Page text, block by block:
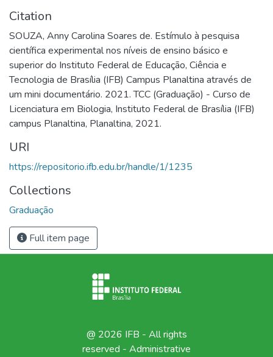
Citation
SOUZA, Anny Carolina Soares de. Estímulo à pesquisa
científica experimental nos níveis de ensino básico e
superior do Instituto Federal de Educação, Ciência e
Tecnologia de Brasília (IFB) Campus Planaltina através de
um mini documentário. 2021. TCC (Graduação) - Curso de
Licenciatura em Biologia, Instituto Federal de Brasília (IFB)
campus Planaltina, Planaltina, 2021.
URI
https://repositorio.ifb.edu.br/handle/1/1235
Collections
Graduação
Full item page
@ 2026 IFB - All rights
reserved - Administrative